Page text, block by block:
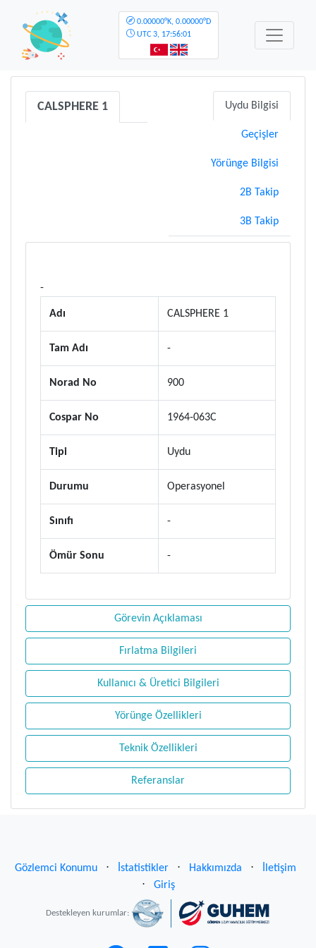
0.00000°K, 0.00000°D
UTC 3, 17:56:01
CALSPHERE 1 Uydu Bilgisi
Geçişler
Yörünge Bilgisi
2B Takip
3B Takip
-
Adı CALSPHERE 1
Tam Adı -
Norad No 900
Cospar No 1964-063C
Tipi Uydu
Durumu Operasyonel
Sınıfı -
Ömür Sonu -
Görevin Açıklaması
Fırlatma Bilgileri
Kullanıcı & Üretici Bilgileri
Yörünge Özellikleri
Teknik Özellikleri
Referanslar
Gözlemci Konumu ⋅ İstatistikler ⋅ Hakkımızda ⋅
İletişim
⋅
Giriş
Destekleyen kurumlar: